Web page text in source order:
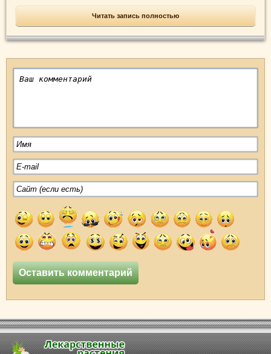
Читать запись полностью